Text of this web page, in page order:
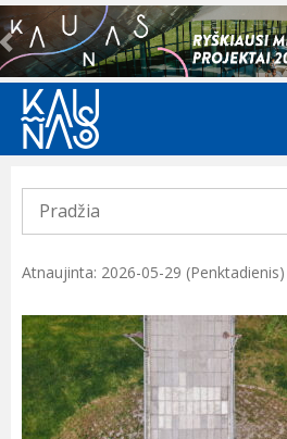
Previous
Pradžia
Atnaujinta: 2026-05-29 (Penktadienis)